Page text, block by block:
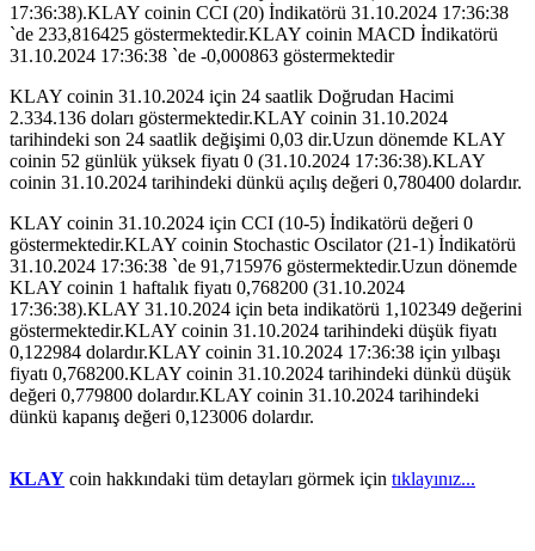
17:36:38).KLAY coinin CCI (20) İndikatörü 31.10.2024 17:36:38
`de 233,816425 göstermektedir.KLAY coinin MACD İndikatörü
31.10.2024 17:36:38 `de -0,000863 göstermektedir
KLAY coinin 31.10.2024 için 24 saatlik Doğrudan Hacimi
2.334.136 doları göstermektedir.KLAY coinin 31.10.2024
tarihindeki son 24 saatlik değişimi 0,03 dir.Uzun dönemde KLAY
coinin 52 günlük yüksek fiyatı 0 (31.10.2024 17:36:38).KLAY
coinin 31.10.2024 tarihindeki dünkü açılış değeri 0,780400 dolardır.
KLAY coinin 31.10.2024 için CCI (10-5) İndikatörü değeri 0
göstermektedir.KLAY coinin Stochastic Oscilator (21-1) İndikatörü
31.10.2024 17:36:38 `de 91,715976 göstermektedir.Uzun dönemde
KLAY coinin 1 haftalık fiyatı 0,768200 (31.10.2024
17:36:38).KLAY 31.10.2024 için beta indikatörü 1,102349 değerini
göstermektedir.KLAY coinin 31.10.2024 tarihindeki düşük fiyatı
0,122984 dolardır.KLAY coinin 31.10.2024 17:36:38 için yılbaşı
fiyatı 0,768200.KLAY coinin 31.10.2024 tarihindeki dünkü düşük
değeri 0,779800 dolardır.KLAY coinin 31.10.2024 tarihindeki
dünkü kapanış değeri 0,123006 dolardır.
KLAY coin hakkındaki tüm detayları görmek için tıklayınız...